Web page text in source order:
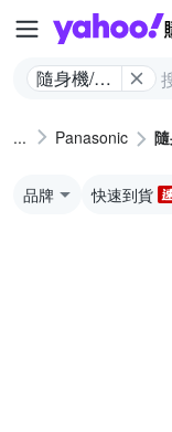
隨身機/類
Panasonic
品牌 快速到貨